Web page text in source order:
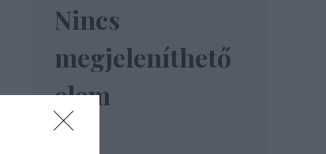
Nincs
megjeleníthető
elem